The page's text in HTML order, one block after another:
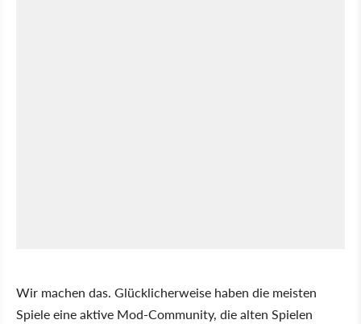
Wir machen das. Glücklicherweise haben die meisten
Spiele eine aktive Mod-Community, die alten Spielen